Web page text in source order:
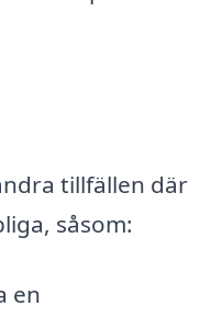
tillfällen där
såsom:
en